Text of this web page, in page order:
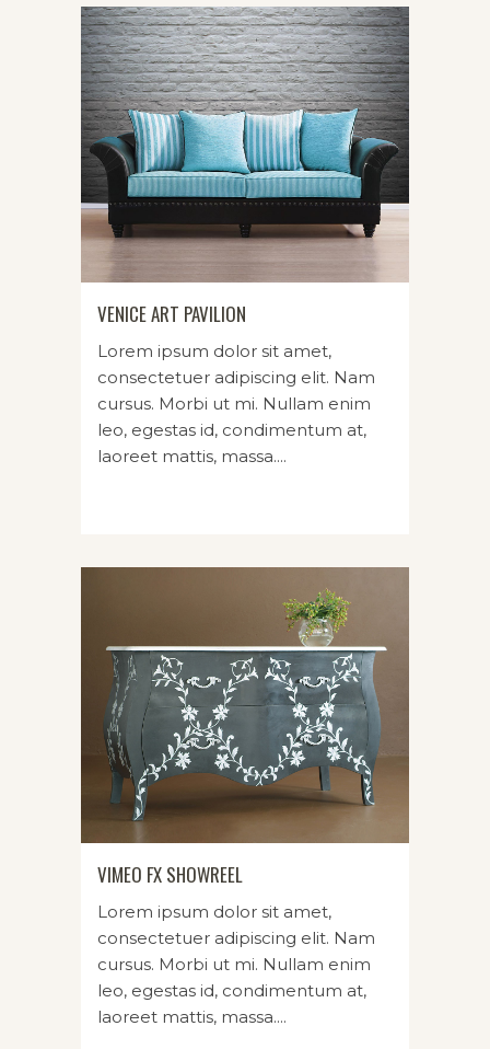
VENICE ART PAVILION
Lorem ipsum dolor sit amet,
consectetuer adipiscing elit. Nam
cursus. Morbi ut mi. Nullam enim
leo, egestas id, condimentum at,
laoreet mattis, massa....
VIMEO FX SHOWREEL
Lorem ipsum dolor sit amet,
consectetuer adipiscing elit. Nam
cursus. Morbi ut mi. Nullam enim
leo, egestas id, condimentum at,
laoreet mattis, massa....